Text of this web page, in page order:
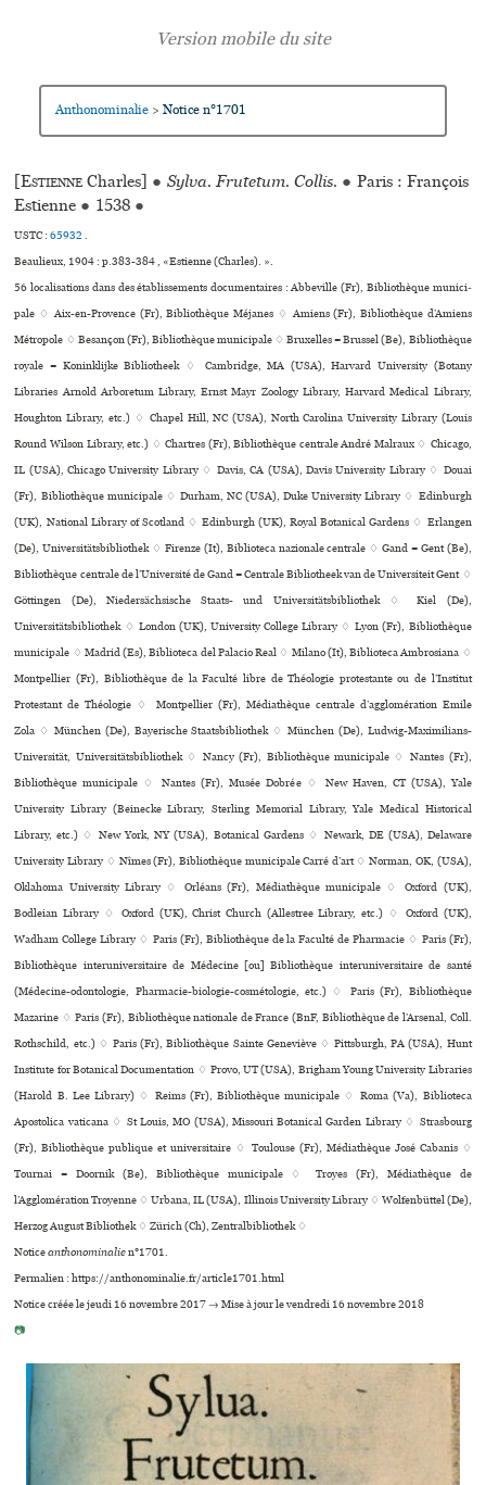
Anthonominalie > Notice n°1701
[Estienne Charles] ● Sylva. Frutetum. Collis. ● Paris : François
Estienne ● 1538 ●
USTC :65932.
Beaulieux, 1904 : p.383-384 , «Estienne (Charles). ».
56 localisations dans des établissements documentaires : Abbeville (Fr), Bibliothèque muni­ci­
pale ♢ Aix-en-Provence (Fr), Bibliothèque Méjanes ♢ Amiens (Fr), Bibliothèque d’Amiens
Métropole ♢ Besançon (Fr), Bibliothèque muni­ci­pale ♢ Bruxelles = Brussel (Be), Bibliothèque
royale = Koninklijke Bibliotheek ♢ Cambridge, MA (USA), Harvard University (Botany
Libraries Arnold Arboretum Library, Ernst Mayr Zoology Library, Harvard Medical Library,
Houghton Library, etc.) ♢ Chapel Hill, NC (USA), North Carolina University Library (Louis
Round Wilson Library, etc.) ♢ Chartres (Fr), Bibliothèque cen­trale André Malraux ♢ Chicago,
IL (USA), Chicago University Library ♢ Davis, CA (USA), Davis University Library ♢ Douai
(Fr), Bibliothèque muni­ci­pale ♢ Durham, NC (USA), Duke University Library ♢ Edinburgh
(UK), National Library of Scotland ♢ Edinburgh (UK), Royal Botanical Gardens ♢ Erlangen
(De), Universitätsbibliothek ♢ Firenze (It), Biblioteca nazio­nale cen­trale ♢ Gand = Gent (Be),
Bibliothèque centrale de l’Université de Gand = Centrale Bibliotheek van de Universiteit Gent ♢
Göttingen (De), Niedersächsische Staats- und Universitätsbibliothek ♢ Kiel (De),
Universitätsbibliothek ♢ London (UK), University College Library ♢ Lyon (Fr), Bibliothèque
muni­ci­pale ♢ Madrid (Es), Biblioteca del Palacio Real ♢ Milano (It), Biblioteca Ambrosiana ♢
Montpellier (Fr), Bibliothèque de la Faculté libre de Théologie pro­tes­tante ou de l’Institut
Protestant de Théologie ♢ Montpellier (Fr), Médiathèque cen­trale d’agglo­mé­ra­tion Emile
Zola ♢ München (De), Bayerische Staatsbibliothek ♢ München (De), Ludwig-Maximilians-
Universität, Universitätsbibliothek ♢ Nancy (Fr), Bibliothèque muni­ci­pale ♢ Nantes (Fr),
Bibliothèque muni­ci­pale ♢ Nantes (Fr), Musée Dobrée ♢ New Haven, CT (USA), Yale
University Library (Beinecke Library, Sterling Memorial Library, Yale Medical Historical
Library, etc.) ♢ New York, NY (USA), Botanical Gardens ♢ Newark, DE (USA), Delaware
University Library ♢ Nîmes (Fr), Bibliothèque muni­ci­pale Carré d’art ♢ Norman, OK, (USA),
Oklahoma University Library ♢ Orléans (Fr), Médiathèque muni­ci­pale ♢ Oxford (UK),
Bodleian Library ♢ Oxford (UK), Christ Church (Allestree Library, etc.) ♢ Oxford (UK),
Wadham College Library ♢ Paris (Fr), Bibliothèque de la Faculté de Pharmacie ♢ Paris (Fr),
Bibliothèque inte­ru­ni­ver­si­taire de Médecine [ou] Bibliothèque inte­ru­ni­ver­si­taire de santé
(Médecine-odon­to­lo­gie, Pharmacie-bio­lo­gie-cos­mé­to­lo­gie, etc.) ♢ Paris (Fr), Bibliothèque
Mazarine ♢ Paris (Fr), Bibliothèque nationale de France (BnF, Bibliothèque de l’Arsenal, Coll.
Rothschild, etc.) ♢ Paris (Fr), Bibliothèque Sainte Geneviève ♢ Pittsburgh, PA (USA), Hunt
Institute for Botanical Documentation ♢ Provo, UT (USA), Brigham Young University Libraries
(Harold B. Lee Library) ♢ Reims (Fr), Bibliothèque muni­ci­pale ♢ Roma (Va), Biblioteca
Apostolica vaticana ♢ St Louis, MO (USA), Missouri Botanical Garden Library ♢ Strasbourg
(Fr), Bibliothèque publi­que et uni­ver­si­taire ♢ Toulouse (Fr), Médiathèque José Cabanis ♢
Tournai = Doornik (Be), Bibliothèque muni­ci­pale ♢ Troyes (Fr), Médiathèque de
l’Agglomération Troyenne ♢ Urbana, IL (USA), Illinois University Library ♢ Wolfenbüttel (De),
Herzog August Bibliothek ♢ Zürich (Ch), Zentralbibliothek ♢
Noticeanthonominalien°1701.
Permalien : https://anthonominalie.fr/article1701.html
Notice créée le jeudi 16 novembre 2017 → Mise à jour le vendredi 16 novembre 2018
📷